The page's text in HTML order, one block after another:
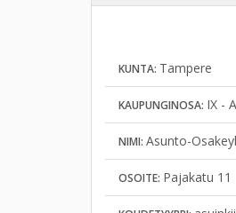
KUNTA: Tampere
KAUPUNGINOSA: IX -
NIMI: Asunto-
OSOITE: Pajakatu 11